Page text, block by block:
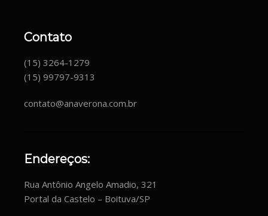
Contato
(15) 3264-1279
(15) 99797-9313
contato@anaverona.com.br
Endereços:
Rua Antônio Angelo Amadio, 321
Portal da Castelo – Boituva/SP